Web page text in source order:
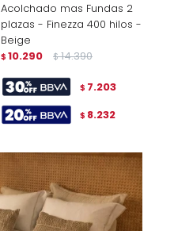
Acolchado mas Fundas 2
plazas - Finezza 400 hilos -
Beige
$ 10.290 $ 14.390
$ 7.203
$ 8.232